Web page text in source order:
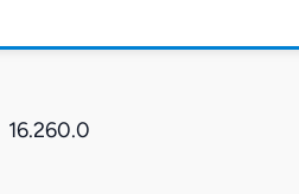
16.260.0